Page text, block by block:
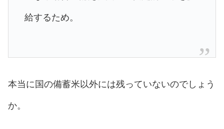
給するため。
本当に国の備蓄米以外には残っていないのでしょう
か。